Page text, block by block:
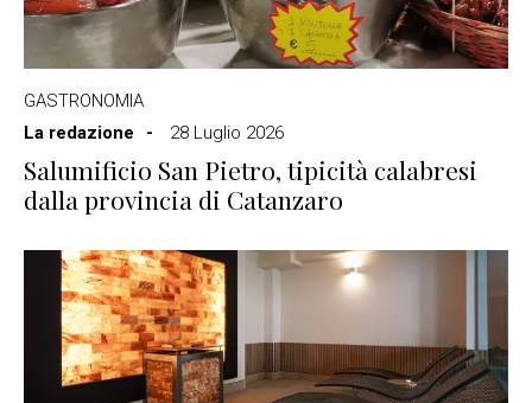
GASTRONOMIA
La redazione
28 Luglio 2026
Salumificio San Pietro, tipicità calabresi
dalla provincia di Catanzaro